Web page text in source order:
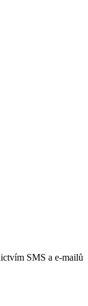
SMS a e-mailů